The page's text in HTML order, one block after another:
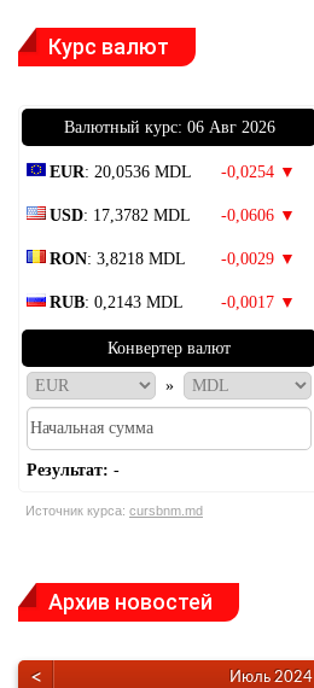
Курс валют
Bалютный курс: 06 Авг 2026
EUR: 20,0536 MDL -0,0254 ▼
USD: 17,3782 MDL -0,0606 ▼
RON: 3,8218 MDL -0,0029 ▼
RUB: 0,2143 MDL -0,0017 ▼
Конвертер валют
»
Результат: -
Источник курса: cursbnm.md
Архив новостей
< Июль 2024